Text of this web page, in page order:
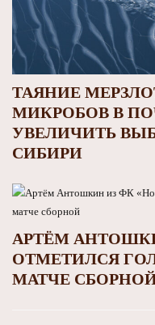
ТАЯНИЕ
МИКРОБОВ В
УВЕЛИЧИТЬ
СИБИРИ
АРТЁМ
ОТМЕТИЛСЯ
МАТЧЕ